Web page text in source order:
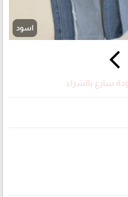
اسود
arrow_back_ios
سارع بالشراء